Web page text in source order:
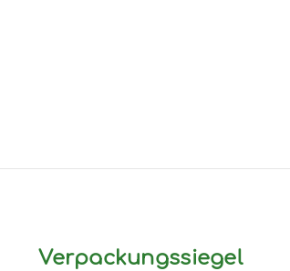
Verpackungssiegel